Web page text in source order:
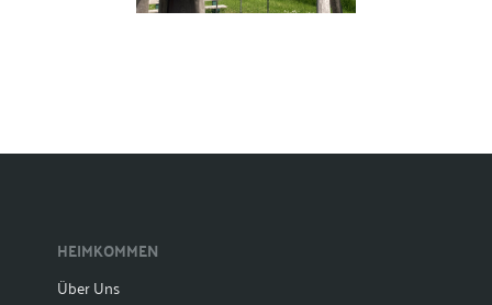
HEIMKOMMEN
Über Uns